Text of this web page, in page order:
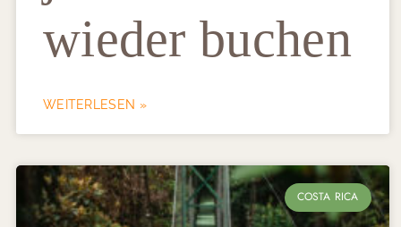
wieder buchen
WEITERLESEN »
COSTA RICA